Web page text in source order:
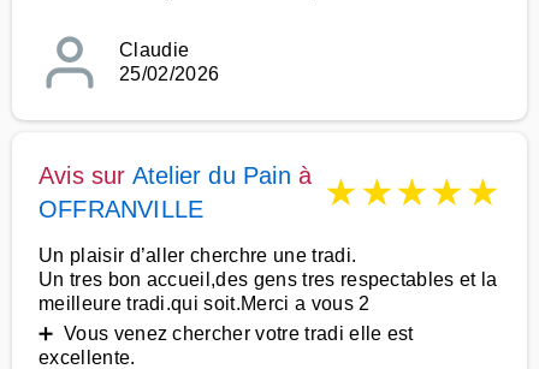
Claudie
25/02/2026
Avis sur Atelier du Pain à
OFFRANVILLE
★★★★★
Un plaisir d’aller cherchre une tradi.
Un tres bon accueil,des gens tres respectables et la
meilleure tradi.qui soit.Merci a vous 2
➕ Vous venez chercher votre tradi elle est
excellente.